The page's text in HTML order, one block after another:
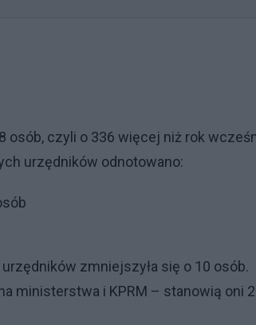
osób, czyli o 336 więcej niż rok
urzędników odnotowano:
zmniejszyła się o 10 osób.
ministerstwa i KPRM – stanowią oni